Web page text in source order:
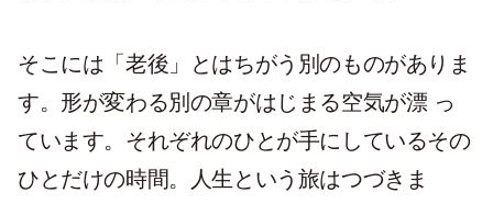
そこには「老後」とはちがう別のものがありま
す。形が変わる別の章がはじまる空気が漂 っ
ています。それぞれのひとが手にしているその
ひとだけの時間。人生という旅はつづきま